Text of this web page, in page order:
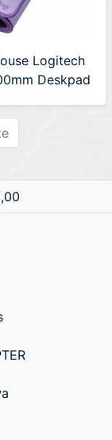
Logitech
Deskpad